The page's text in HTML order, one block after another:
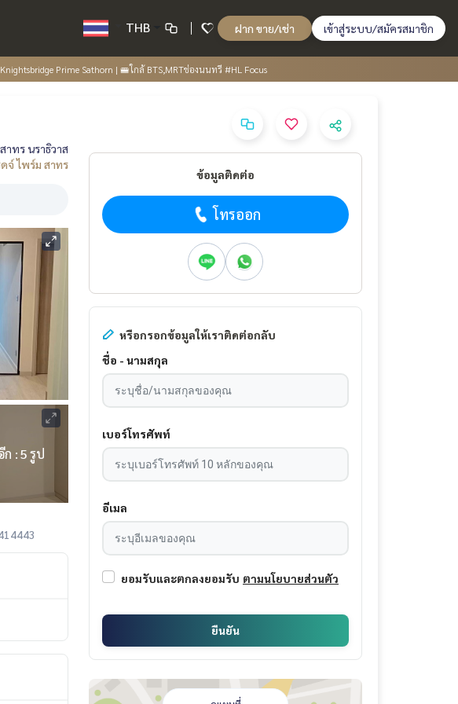
THB ฝาก ขาย/เช่า เข้าสู่ระบบ/สมัครสมาชิก
Knightsbridge Prime Sathorn | 🚝ใกล้ BTS,MRTช่องนนทรี #HL Focus
สาทร นราธิวาส
จ์ ไพร์ม สาทร
ก : 5 รูป
ข้อมูลติดต่อ
โทรออก
หรือกรอกข้อมูลให้เราติดต่อกลับ
ชื่อ - นามสกุล
เบอร์โทรศัพท์
อีเมล
ยอมรับและตกลงยอมรับ ตามนโยบายส่วนตัว
ยืนยัน